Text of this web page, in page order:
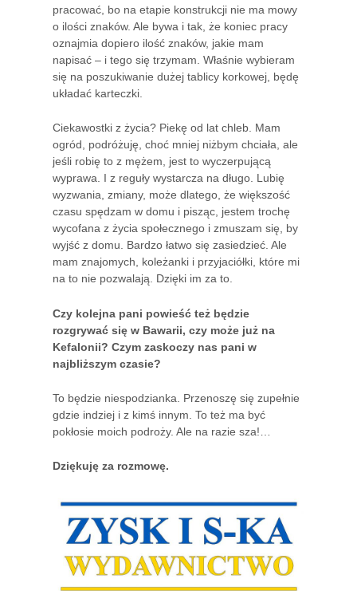
pracować, bo na etapie konstrukcji nie ma mowy
o ilości znaków. Ale bywa i tak, że koniec pracy
oznajmia dopiero ilość znaków, jakie mam
napisać – i tego się trzymam. Właśnie wybieram
się na poszukiwanie dużej tablicy korkowej, będę
układać karteczki.
Ciekawostki z życia? Piekę od lat chleb. Mam
ogród, podróżuję, choć mniej niżbym chciała, ale
jeśli robię to z mężem, jest to wyczerpującą
wyprawa. I z reguły wystarcza na długo. Lubię
wyzwania, zmiany, może dlatego, że większość
czasu spędzam w domu i pisząc, jestem trochę
wycofana z życia społecznego i zmuszam się, by
wyjść z domu. Bardzo łatwo się zasiedzieć. Ale
mam znajomych, koleżanki i przyjaciółki, które mi
na to nie pozwalają. Dzięki im za to.
Czy kolejna pani powieść też będzie
rozgrywać się w Bawarii, czy może już na
Kefalonii? Czym zaskoczy nas pani w
najbliższym czasie?
To będzie niespodzianka. Przenoszę się zupełnie
gdzie indziej i z kimś innym. To też ma być
pokłosie moich podroży. Ale na razie sza!…
Dziękuję za rozmowę.